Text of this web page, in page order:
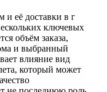
и её доставки в г
ключевых
объём заказа,
и выбранный
влияние вид
который может